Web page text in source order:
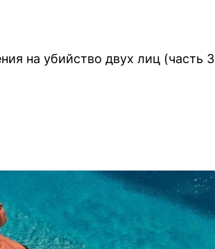
на убийство двух лиц (часть 3